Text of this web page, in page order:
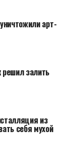
арт-
залить
из
себя мухой